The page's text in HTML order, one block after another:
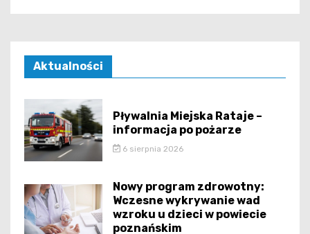
Aktualności
Pływalnia Miejska Rataje –
informacja po pożarze
6 sierpnia 2026
Nowy program zdrowotny:
Wczesne wykrywanie wad
wzroku u dzieci w powiecie
poznańskim